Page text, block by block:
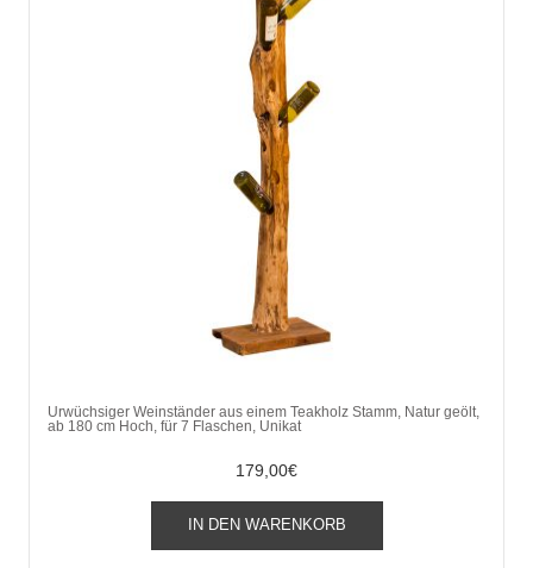
Urwüchsiger Weinständer aus einem Teakholz Stamm, Natur geölt,
ab 180 cm Hoch, für 7 Flaschen, Unikat
179,00€
IN DEN WARENKORB